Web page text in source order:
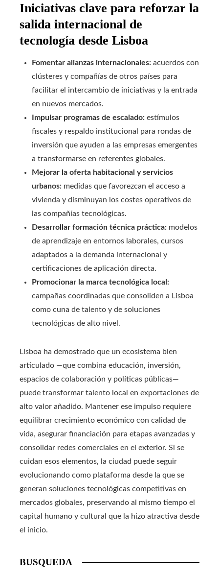
Iniciativas clave para reforzar la
salida internacional de
tecnología desde Lisboa
Fomentar alianzas internacionales: acuerdos con
clústeres y compañías de otros países para
facilitar el intercambio de iniciativas y la entrada
en nuevos mercados.
Impulsar programas de escalado: estímulos
fiscales y respaldo institucional para rondas de
inversión que ayuden a las empresas emergentes
a transformarse en referentes globales.
Mejorar la oferta habitacional y servicios
urbanos: medidas que favorezcan el acceso a
vivienda y disminuyan los costes operativos de
las compañías tecnológicas.
Desarrollar formación técnica práctica: modelos
de aprendizaje en entornos laborales, cursos
adaptados a la demanda internacional y
certificaciones de aplicación directa.
Promocionar la marca tecnológica local:
campañas coordinadas que consoliden a Lisboa
como cuna de talento y de soluciones
tecnológicas de alto nivel.
Lisboa ha demostrado que un ecosistema bien
articulado —que combina educación, inversión,
espacios de colaboración y políticas públicas—
puede transformar talento local en exportaciones de
alto valor añadido. Mantener ese impulso requiere
equilibrar crecimiento económico con calidad de
vida, asegurar financiación para etapas avanzadas y
consolidar redes comerciales en el exterior. Si se
cuidan esos elementos, la ciudad puede seguir
evolucionando como plataforma desde la que se
generan soluciones tecnológicas competitivas en
mercados globales, preservando al mismo tiempo el
capital humano y cultural que la hizo atractiva desde
el inicio.
BUSQUEDA